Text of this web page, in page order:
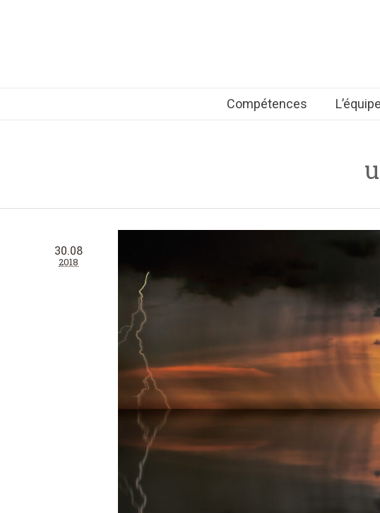
Compétences L’équipe
30.08
2018